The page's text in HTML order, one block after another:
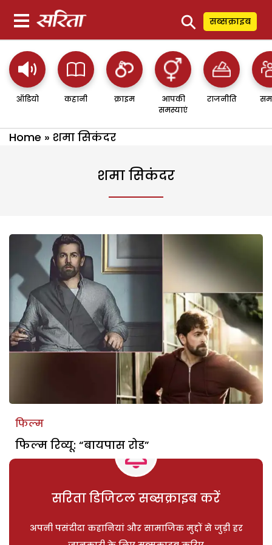
⚲ सब्सक्राइब
ऑडियो कहानी क्राइम
आपकी
समस्याएं
राजनीति
Home » शमा सिकंदर
शमा सिकंदर
फिल्म
फिल्म रिव्यू: “बायपास रोड”
सरिता डिजिटल सब्सक्राइब करें
अपनी पसंदीदा कहानियां और सामाजिक मुद्दों से जुड़ी हर